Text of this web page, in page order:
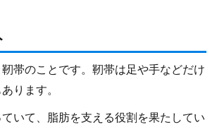
帯のことです。靭帯は足や手などだけ
ります。
いて、脂肪を支える役割を果たしてい